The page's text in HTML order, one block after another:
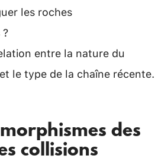
les roches
entre la nature du
le type de la chaîne récente.
des
collisions